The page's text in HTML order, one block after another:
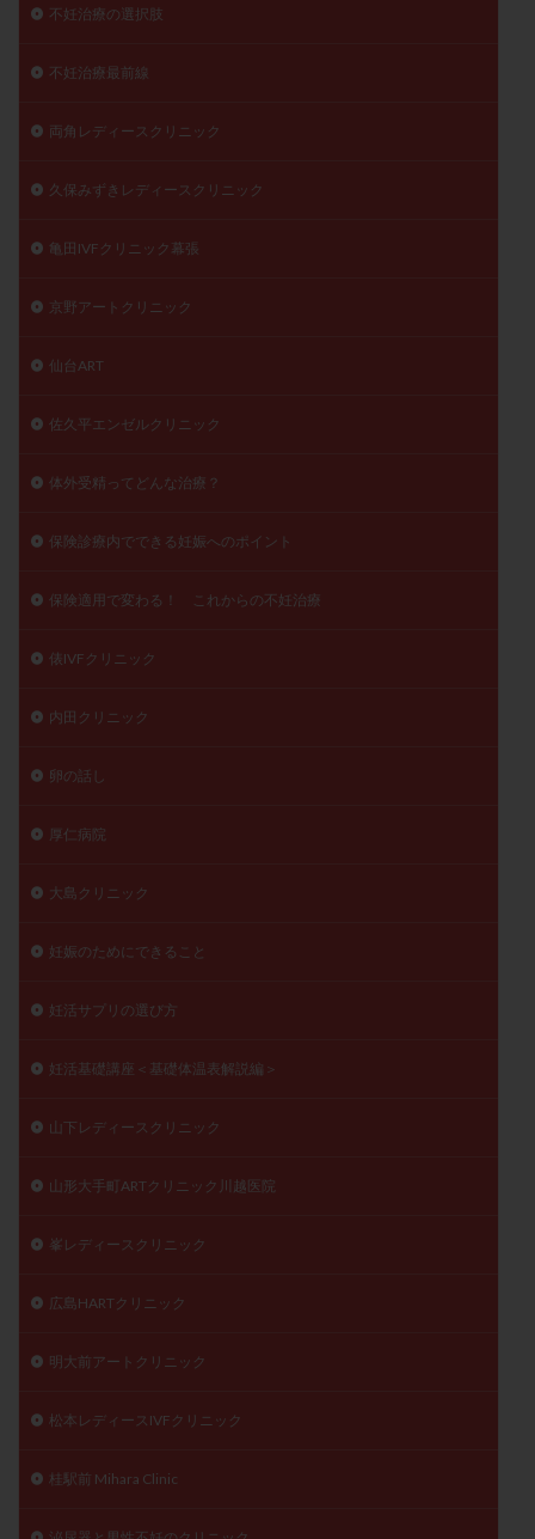
不妊治療の選択肢
不妊治療最前線
両角レディースクリニック
久保みずきレディースクリニック
亀田IVFクリニック幕張
京野アートクリニック
仙台ART
佐久平エンゼルクリニック
体外受精ってどんな治療？
保険診療内でできる妊娠へのポイント
保険適用で変わる！ これからの不妊治療
俵IVFクリニック
内田クリニック
卵の話し
厚仁病院
大島クリニック
妊娠のためにできること
妊活サプリの選び方
妊活基礎講座＜基礎体温表解説編＞
山下レディースクリニック
山形大手町ARTクリニック川越医院
峯レディースクリニック
広島HARTクリニック
明大前アートクリニック
松本レディースIVFクリニック
桂駅前 Mihara Clinic